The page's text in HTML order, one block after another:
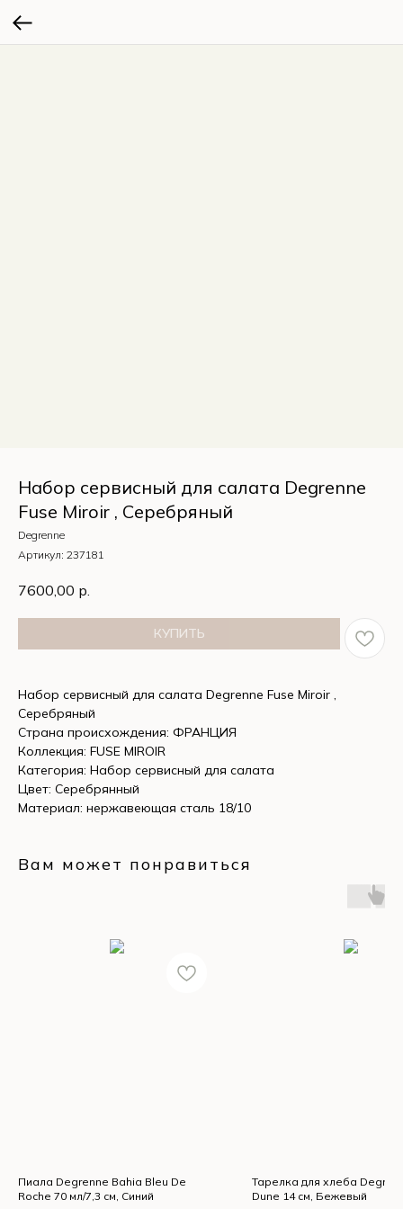
Набор сервисный для салата Degrenne
Fuse Miroir , Серебряный
Degrenne
Артикул: 237181
7600,00 р.
КУПИТЬ
Набор сервисный для салата Degrenne Fuse Miroir ,
Серебряный
Страна происхождения: ФРАНЦИЯ
Коллекция: FUSE MIROIR
Категория: Набор сервисный для салата
Цвет: Серебрянный
Материал: нержавеющая сталь 18/10
Вам может понравиться
Пиала Degrenne Bahia Bleu De
Roche 70 мл/7,3 см, Синий
Тарелка для хлеба
Dune 14 см, Бежевый